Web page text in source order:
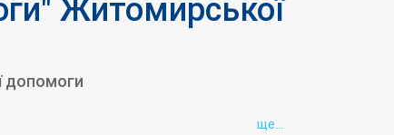
Житомирської
допомоги
ще...